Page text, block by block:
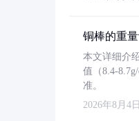
铜棒的重
本文详细介
值（8.4-
准。
2026年8月4日